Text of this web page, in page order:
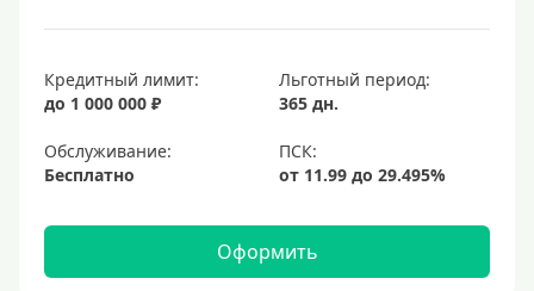
55 дней
На 90 дней
100 дней
110 дней
Кредитный лимит:
до 1 000 000 ₽
Льготный период:
365 дн.
Обслуживание:
Бесплатно
Оформить